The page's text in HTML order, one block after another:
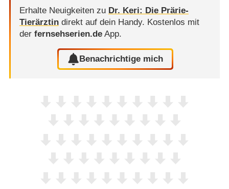
Erhalte Neuigkeiten zu Dr. Keri: Die Prärie-
Tierärztindirekt auf dein Handy. Kostenlos mit
der fernsehserien.deApp.
Benachrichtige mich